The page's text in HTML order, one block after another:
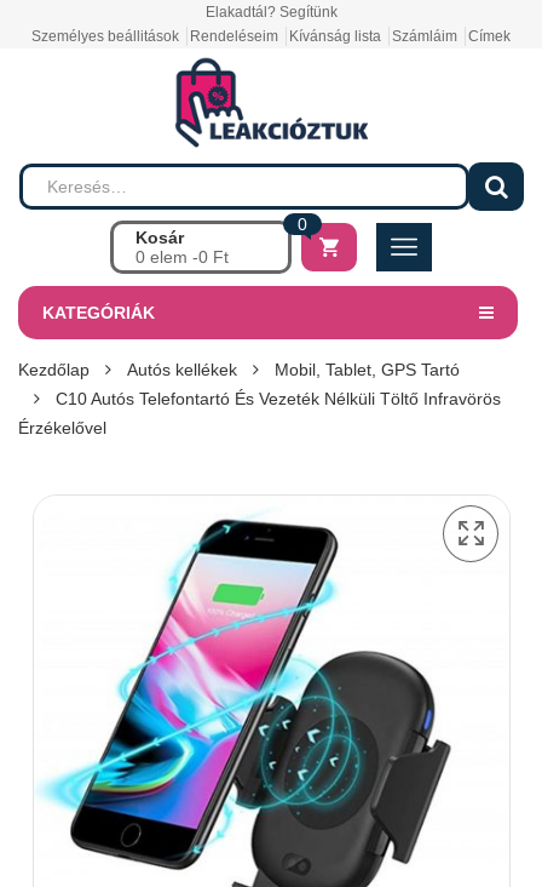
Elakadtál? Segítünk
Személyes beállitások
Rendeléseim Kívánság lista Számláim Címek
Kosár
0 elem -0 Ft
0
KATEGÓRIÁK
Kezdőlap Autós kellékek
Mobil, Tablet, GPS Tartó
C10 Autós Telefontartó És Vezeték Nélküli Töltő Infravörös
Érzékelővel